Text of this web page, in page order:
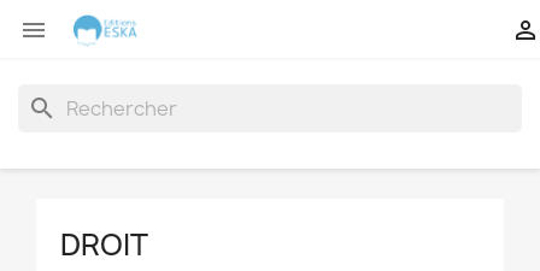
 
search
DROIT